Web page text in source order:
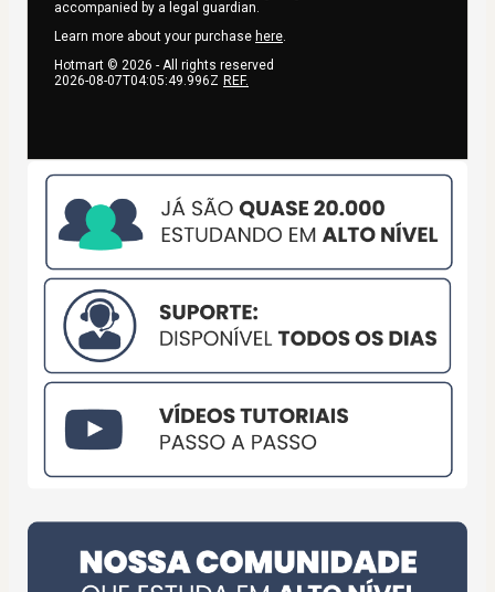
accompanied by a legal guardian.
Learn more about your purchase here.
Hotmart © 2026 - All rights reserved
2026-08-07T04:05:49.996Z REF.